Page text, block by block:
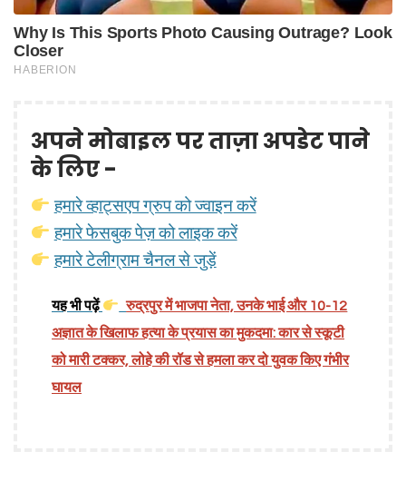
अपने मोबाइल पर ताज़ा अपडेट पाने
के लिए -
हमारे व्हाट्सएप ग्रुप को ज्वाइन करें
हमारे फेसबुक पेज़ को लाइक करें
हमारे टेलीग्राम चैनल से जुड़ें
यह भी पढ़ें
रुद्रपुर में भाजपा नेता, उनके भाई और 10-12
अज्ञात के खिलाफ हत्या के प्रयास का मुकदमा: कार से स्कूटी
को मारी टक्कर, लोहे की रॉड से हमला कर दो युवक किए गंभीर
घायल